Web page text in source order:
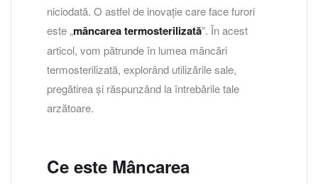
niciodată. O astfel de inovație care face furori
este „mâncarea termosterilizată”. În acest
articol, vom pătrunde în lumea mâncări
termosterilizată, explorând utilizările sale,
pregătirea și răspunzând la întrebările tale
arzătoare.
Ce este Mâncarea